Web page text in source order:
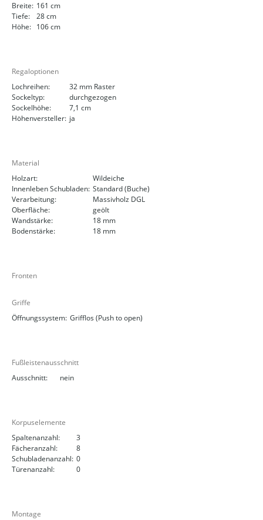
Breite: 161 cm
Tiefe:
28 cm
Höhe: 106 cm
Regaloptionen
Lochreihen:
32 mm Raster
Sockeltyp:
durchgezogen
Sockelhöhe:
7,1 cm
Höhenversteller: ja
Material
Holzart:
Wildeiche
Innenleben Schubladen: Standard (Buche)
Verarbeitung:
Massivholz DGL
Oberfläche:
geölt
Wandstärke:
18 mm
Bodenstärke:
18 mm
Fronten
Griffe
Öffnungssystem: Grifflos (Push to open)
Fußleistenausschnitt
Ausschnitt:
nein
Korpuselemente
Spaltenanzahl:
3
Fächeranzahl:
8
Schubladenanzahl: 0
Türenanzahl:
0
Montage